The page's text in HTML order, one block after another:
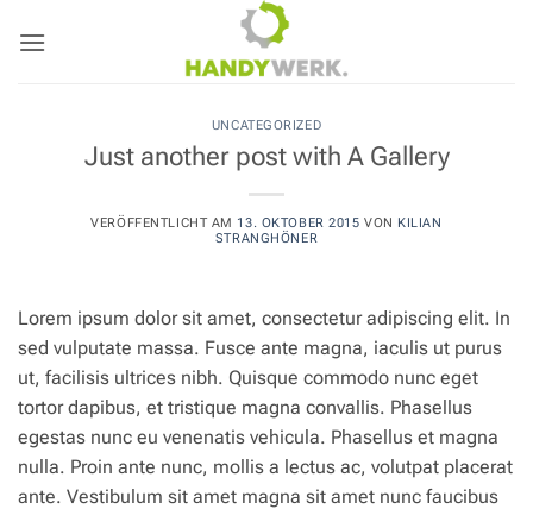
Inhalt
UNCATEGORIZED
Just another post with A Gallery
VERÖFFENTLICHT AM 13. OKTOBER 2015 VON KILIAN
STRANGHÖNER
Lorem ipsum dolor sit amet, consectetur adipiscing elit. In
sed vulputate massa. Fusce ante magna, iaculis ut purus
ut, facilisis ultrices nibh. Quisque commodo nunc eget
tortor dapibus, et tristique magna convallis. Phasellus
egestas nunc eu venenatis vehicula. Phasellus et magna
nulla. Proin ante nunc, mollis a lectus ac, volutpat placerat
ante. Vestibulum sit amet magna sit amet nunc faucibus